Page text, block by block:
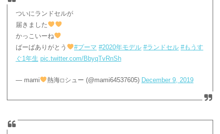
ついにランドセルが
届きました
かっこいーね
ばーばありがとう
#プーマ #2020年モデル #ランドセル #もうす
ぐ1年生 pic.twitter.com/BbyqTvRnSh
— mami 熱海◽︎シュー (@mami64537605) December 9, 2019